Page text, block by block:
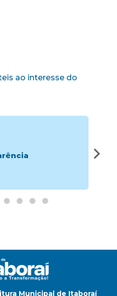
ao interesse do
Municipal de Itaboraí